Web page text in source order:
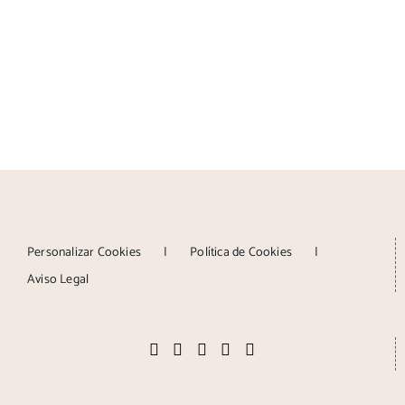
Personalizar Cookies
Política de Cookies
Aviso Legal